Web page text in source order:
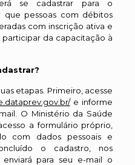
se cadastrar para o
que pessoas com débitos
com inscrição ativa e
da capacitação à
etapas. Primeiro, acesse
e informe
O Ministério da Saúde
a formulário próprio,
com dados pessoais e
o cadastro, nos
para seu e-mail o